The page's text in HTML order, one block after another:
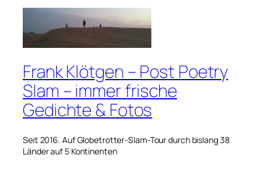
Frank Klötgen – Post Poetry
Slam – immer frische
Gedichte & Fotos
Seit 2016. Auf Globetrotter-Slam-Tour durch bislang 38
Länder auf 5 Kontinenten